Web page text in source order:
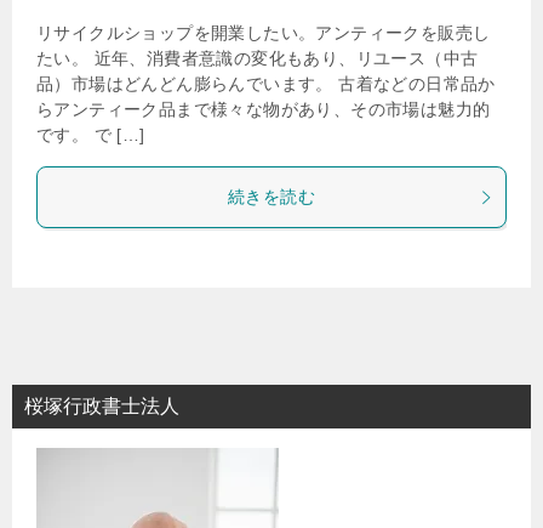
リサイクルショップを開業したい。アンティークを販売し
たい。 近年、消費者意識の変化もあり、リユース（中古
品）市場はどんどん膨らんでいます。 古着などの日常品か
らアンティーク品まで様々な物があり、その市場は魅力的
です。 で […]
続きを読む
桜塚行政書士法人